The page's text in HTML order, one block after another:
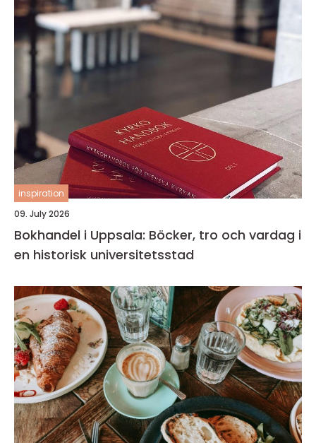
inspiration
09. July 2026
Bokhandel i Uppsala: Böcker, tro och vardag i
en historisk universitetsstad